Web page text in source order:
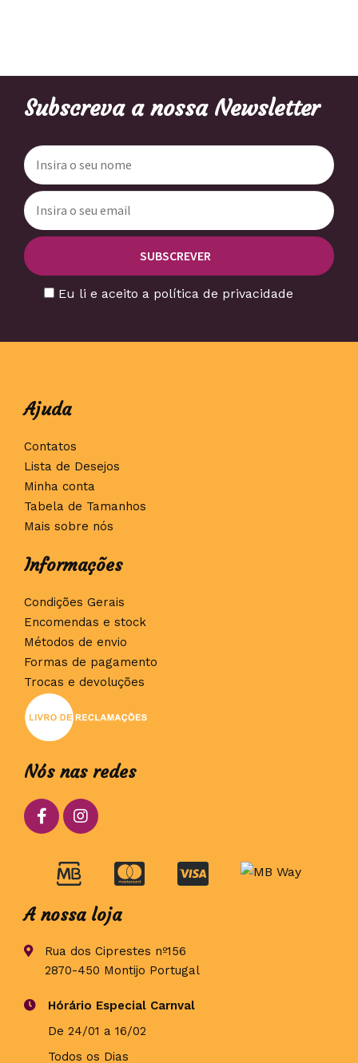
Subscreva a nossa Newsletter
Eu li e aceito a política de privacidade
Ajuda
Contatos
Lista de Desejos
Minha conta
Tabela de Tamanhos
Mais sobre nós
Informações
Condições Gerais
Encomendas e stock
Métodos de envio
Formas de pagamento
Trocas e devoluções
Nós nas redes
A nossa loja
Rua dos Ciprestes nº156
2870-450 Montijo Portugal
Hórário Especial Carnval
De 24/01 a 16/02
Todos os Dias